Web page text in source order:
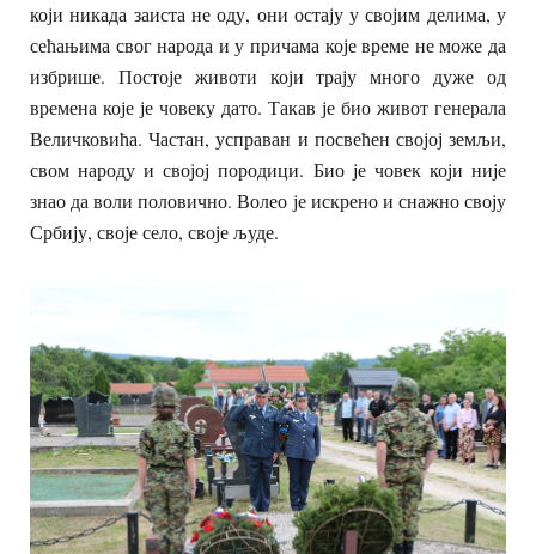
који никада заиста не оду, они остају у својим делима, у
сећањима свог народа и у причама које време не може да
избрише. Постоје животи који трају много дуже од
времена које је човеку дато. Такав је био живот генерала
Величковића. Частан, усправан и посвећен својој земљи,
свом народу и својој породици. Био је човек који није
знао да воли половично. Волео је искрено и снажно своју
Србију, своје село, своје људе.